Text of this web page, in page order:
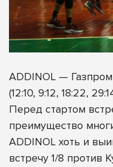
ADDINOL —
(12:10, 9:12, 18:22,
Перед стартом
преимущество
ADDINOL хоть и
встречу 1/8 против